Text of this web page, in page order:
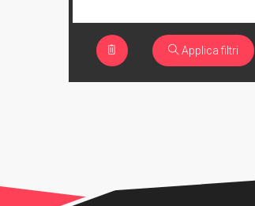
Applica filtri